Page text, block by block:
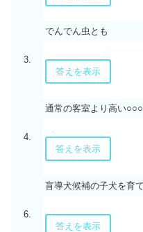
3.
でんでん虫とも
答えを表示
4.
通常の客室より高い
答えを表示
6.
盲導犬候補の子犬を育
答えを表示